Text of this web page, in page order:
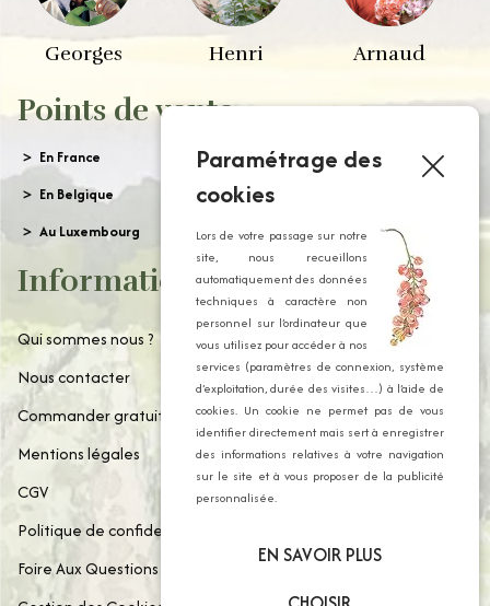
Georges Henri Arnaud
Points de vente
En France
En Belgique
Au Luxembourg
Informations
Qui sommes nous ?
Nous contacter
Commander gratuitement notre catalogue
Mentions légales
CGV
Politique de confidentialité
Foire Aux Questions
Paramétrage des
cookies
Lors de votre passage sur notre
site, nous recueillons
automatiquement des données
techniques à caractère non
personnel sur l’ordinateur que
vous utilisez pour accéder à nos
services (paramètres de connexion, système
d’exploitation, durée des visites…) à l’aide de
cookies. Un cookie ne permet pas de vous
identifier directement mais sert à enregistrer
des informations relatives à votre navigation
sur le site et à vous proposer de la publicité
personnalisée.
EN SAVOIR PLUS